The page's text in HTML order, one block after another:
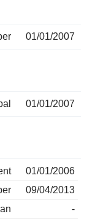
01/01/2007
01/01/2007
01/01/2006
09/04/2013
-